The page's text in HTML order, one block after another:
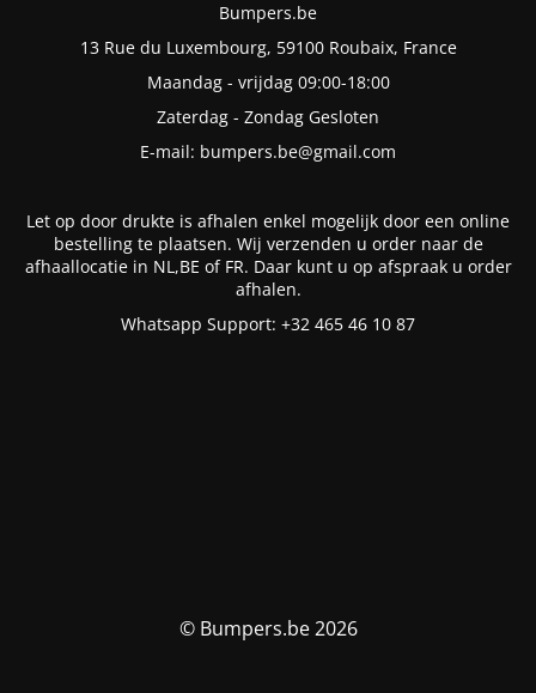
Bumpers.be
13 Rue du Luxembourg, 59100 Roubaix, France
Maandag - vrijdag 09:00-18:00
Zaterdag - Zondag Gesloten
E-mail: bumpers.be@gmail.com
Let op door drukte is afhalen enkel mogelijk door een online
bestelling te plaatsen. Wij verzenden u order naar de
afhaallocatie in NL,BE of FR. Daar kunt u op afspraak u order
afhalen.
Whatsapp Support: +32 465 46 10 87
© Bumpers.be 2026